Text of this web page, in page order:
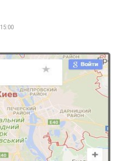
жіноча демісезонна